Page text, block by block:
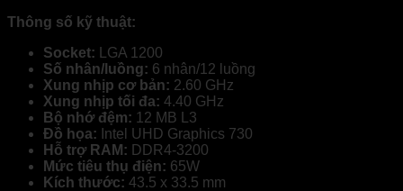
Thông số kỹ thuật:
Socket: LGA 1200
Số nhân/luồng: 6 nhân/12 luồng
Xung nhịp cơ bản: 2.60 GHz
Xung nhịp tối đa: 4.40 GHz
Bộ nhớ đệm: 12 MB L3
Đồ họa: Intel UHD Graphics 730
Hỗ trợ RAM: DDR4-3200
Mức tiêu thụ điện: 65W
Kích thước: 43.5 x 33.5 mm